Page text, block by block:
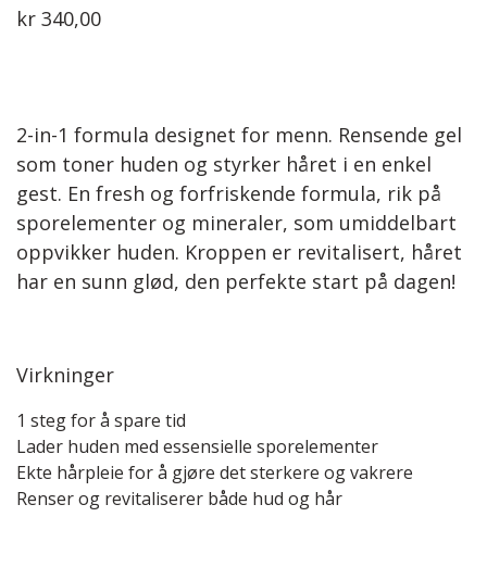
kr 340,00
2-in-1 formula designet for menn. Rensende gel
som toner huden og styrker håret i en enkel
gest. En fresh og forfriskende formula, rik på
sporelementer og mineraler, som umiddelbart
oppvikker huden. Kroppen er revitalisert, håret
har en sunn glød, den perfekte start på dagen!
Virkninger
1 steg for å spare tid
Lader huden med essensielle sporelementer
Ekte hårpleie for å gjøre det sterkere og vakrere
Renser og revitaliserer både hud og hår